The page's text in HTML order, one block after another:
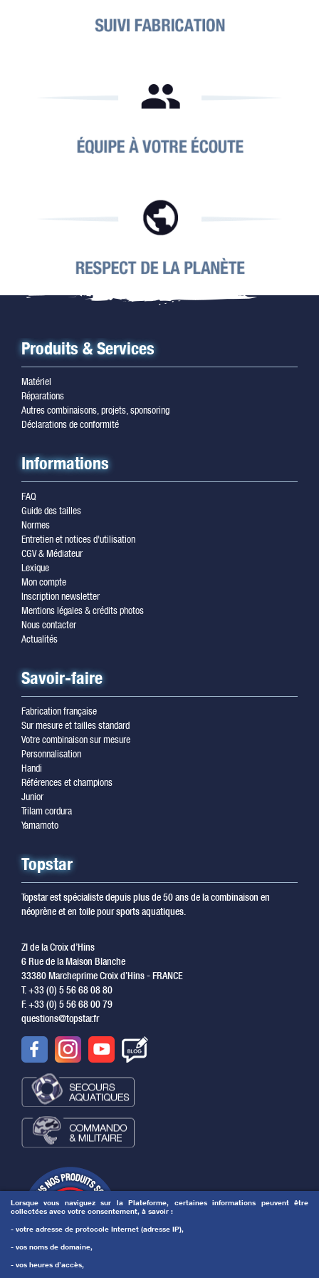
Lorsque vous naviguez sur la Plateforme, certaines informations peuvent être
collectées avec votre consentement, à savoir :
- votre adresse de protocole Internet (adresse IP),
- vos noms de domaine,
- vos heures d’accès,
Produits & Services
Matériel
Réparations
Autres combinaisons, projets, sponsoring
Déclarations de conformité
Informations
FAQ
Guide des tailles
Normes
Entretien et notices d'utilisation
CGV & Médiateur
Lexique
Mon compte
Inscription newsletter
Mentions légales & crédits photos
Nous contacter
Actualités
Savoir-faire
Fabrication française
Sur mesure et tailles standard
Votre combinaison sur mesure
Personnalisation
Handi
Références et champions
Junior
Trilam cordura
Yamamoto
Topstar
Topstar est spécialiste depuis plus de 50 ans de la combinaison en
néoprène et en toile pour sports aquatiques.
ZI de la Croix d’Hins
6 Rue de la Maison Blanche
33380 Marcheprime Croix d’Hins - FRANCE
T. +33 (0) 5 56 68 08 80
F. +33 (0) 5 56 68 00 79
questions@topstar.fr